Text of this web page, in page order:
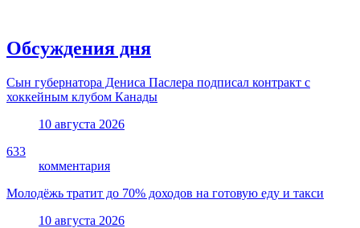
Обсуждения дня
Сын губернатора Дениса Паслера подписал контракт с
хоккейным клубом Канады
10 августа 2026
633
комментария
Молодёжь тратит до 70% доходов на готовую еду и такси
10 августа 2026